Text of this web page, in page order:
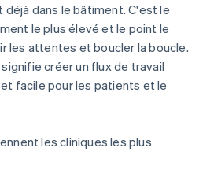
dans le bâtiment. C'est le
le plus élevé et le point le
les attentes et boucler la boucle.
créer un flux de travail
facile pour les patients et le
les cliniques les plus